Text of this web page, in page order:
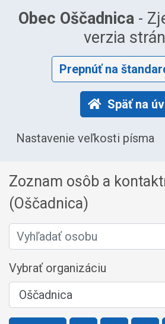
Obec Oščadnica -
verzia
Prepnúť na
Späť na
Nastavenie veľkosti písma
Zoznam osôb a
(Oščadnica)
Vyhľadať osobu
Vybrať organizáciu